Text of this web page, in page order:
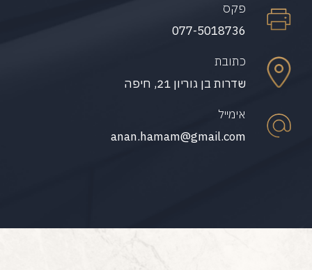
פקס
077-5018736
כתובת
שדרות בן גוריון 21, חיפה
אימייל
anan.hamam@gmail.com